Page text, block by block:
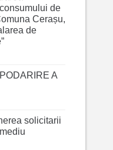
de
Cerașu,
de
A
solicitarii